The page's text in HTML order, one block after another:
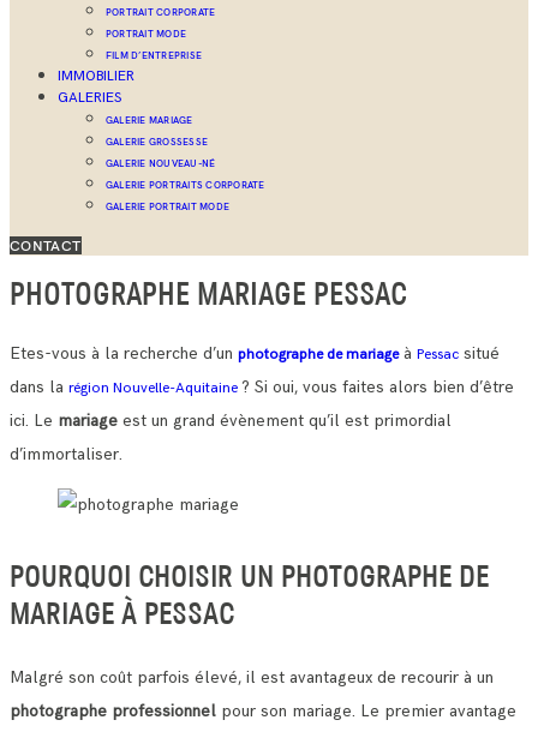
PORTRAIT CORPORATE
PORTRAIT MODE
FILM D’ENTREPRISE
IMMOBILIER
GALERIES
GALERIE MARIAGE
GALERIE GROSSESSE
GALERIE NOUVEAU-NÉ
GALERIE PORTRAITS CORPORATE
GALERIE PORTRAIT MODE
CONTACT
PHOTOGRAPHE MARIAGE PESSAC
Etes-vous à la recherche d’un photographe de mariageà Pessac situé
dans la région Nouvelle-Aquitaine ? Si oui, vous faites alors bien d’être
ici. Le mariage est un grand évènement qu’il est primordial
d’immortaliser.
POURQUOI CHOISIR UN PHOTOGRAPHE DE
MARIAGE À PESSAC
Malgré son coût parfois élevé, il est avantageux de recourir à un
photographe professionnel pour son mariage. Le premier avantage